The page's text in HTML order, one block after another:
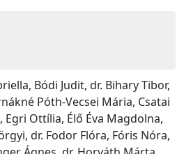
Bódi Judit, dr. Bihary Tibor,
Póth-Vecsei Mária, Csatai
Egri Ottília, Élő Éva Magdolna,
dr. Fodor Flóra, Fóris Nóra,